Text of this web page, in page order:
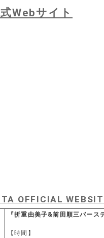
Webサイト
OFFICIAL
『折重由美子&前田順三バース
【時間】